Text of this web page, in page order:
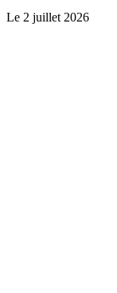
Le 2 juillet 2026